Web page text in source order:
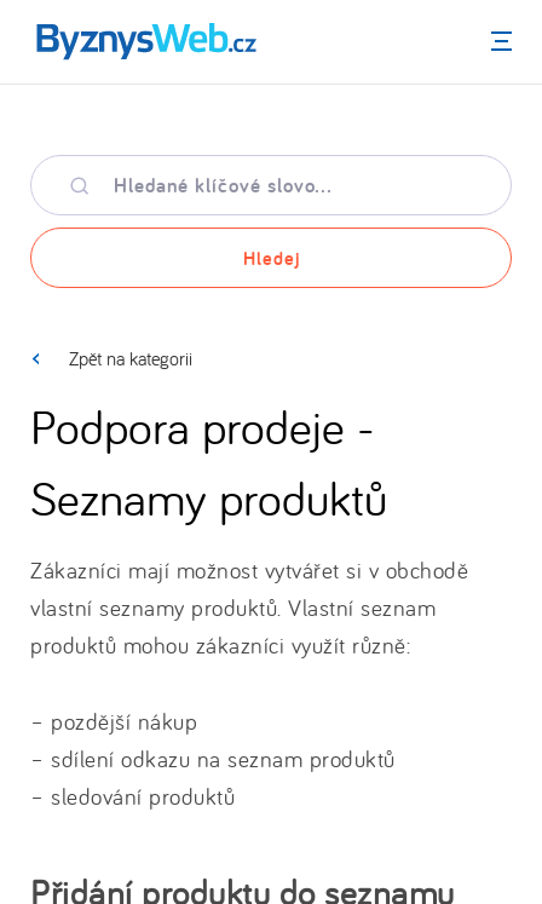
Menu
Hledané
klíčové
slovo
Hledej
Zpět na kategorii
Podpora prodeje -
Seznamy produktů
Zákazníci mají možnost vytvářet si v obchodě
vlastní seznamy produktů. Vlastní seznam
produktů mohou zákazníci využít různě:
– pozdější nákup
– sdílení odkazu na seznam produktů
– sledování produktů
Přidání produktu do seznamu